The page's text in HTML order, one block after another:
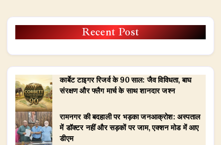
Recent Post
कार्बेट टाइगर रिजर्व के 90 साल: जैव विविधता, बाघ
संरक्षण और फ्लैग मार्च के साथ शानदार जश्न
रामनगर की बदहाली पर भड़का जनआक्रोश: अस्पताल
में डॉक्टर नहीं और सड़कों पर जाम, एक्शन मोड में आए
डीएम